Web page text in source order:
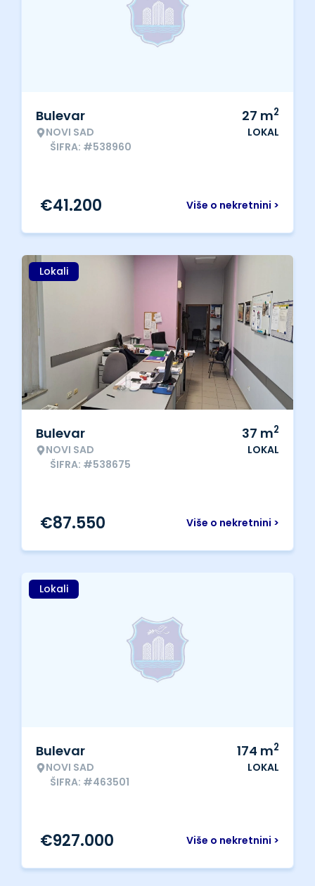
Bulevar
NOVI SAD
ŠIFRA: #538960
27 m2
LOKAL
Više o nekretnini >
€41.200
Lokali
Bulevar
NOVI SAD
ŠIFRA: #538675
37 m2
LOKAL
Više o nekretnini >
€87.550
Lokali
Bulevar
NOVI SAD
ŠIFRA: #463501
174 m2
LOKAL
Više o nekretnini >
€927.000